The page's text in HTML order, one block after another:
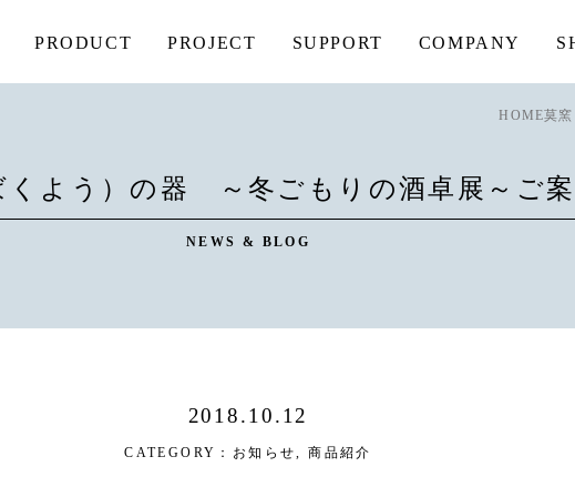
PRODUCT PROJECT SUPPORT COMPANY
HOME莫
くよう）の器 ～冬ごもりの酒卓展～ご案
NEWS & BLOG
2018.10.12
CATEGORY： お知らせ ,商品紹介